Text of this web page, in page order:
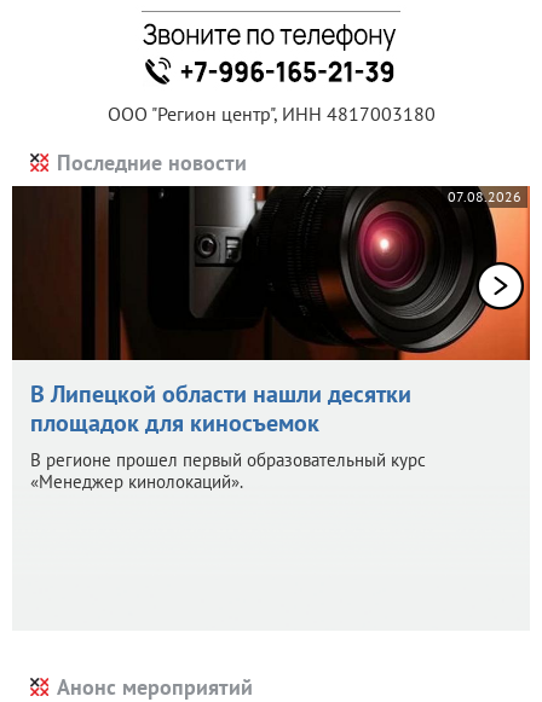
ООО "Регион центр", ИНН 4817003180
Последние новости
07.08.2026
В Липецкой области нашли десятки
площадок для киносъемок
В регионе прошел первый образовательный курс
«Менеджер кинолокаций».
Анонс мероприятий